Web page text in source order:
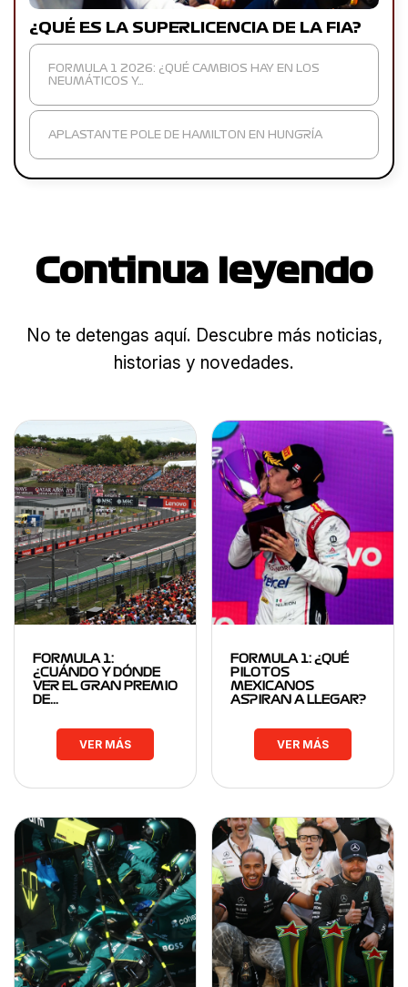
¿QUÉ ES LA SUPERLICENCIA DE LA FIA?
FORMULA 1 2026: ¿QUÉ CAMBIOS HAY EN LOS
NEUMÁTICOS Y…
APLASTANTE POLE DE HAMILTON EN HUNGRÍA
Continua leyendo
No te detengas aquí. Descubre más noticias,
historias y novedades.
FORMULA 1:
¿CUÁNDO Y DÓNDE
VER EL GRAN PREMIO
DE…
VER MÁS
FORMULA 1: ¿QUÉ
PILOTOS
MEXICANOS
ASPIRAN A LLEGAR?
VER MÁS